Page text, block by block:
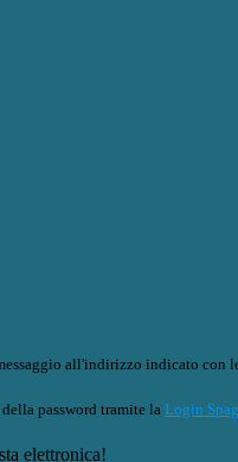
all'indirizzo indicato con
password tramite la Login
elettronica!